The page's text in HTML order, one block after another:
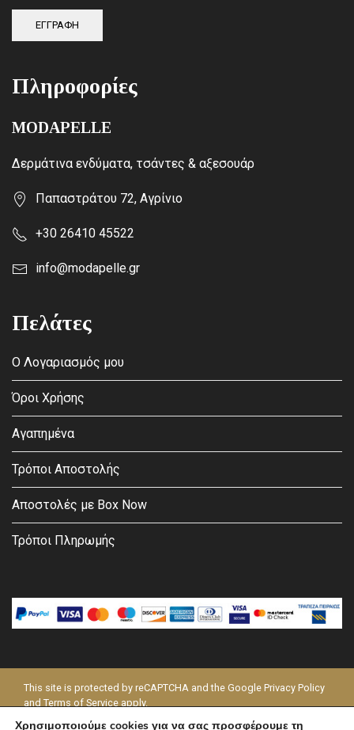
ΕΓΓΡΑΦΗ
Πληροφορίες
MODAPELLE
Δερμάτινα ενδύματα, τσάντες & αξεσουάρ
Παπαστράτου 72, Αγρίνιο
+30 26410 45522
info@modapelle.gr
Πελάτες
Ο Λογαριασμός μου
Όροι Χρήσης
Αγαπημένα
Τρόποι Αποστολής
Αποστολές με Box Now
Τρόποι Πληρωμής
This site is protected by reCAPTCHA and the Google Privacy Policy
and Terms of Service apply.
© 2026 - MODAPELLE
Χρησιμοποιούμε cookies για να σας προσφέρουμε τη